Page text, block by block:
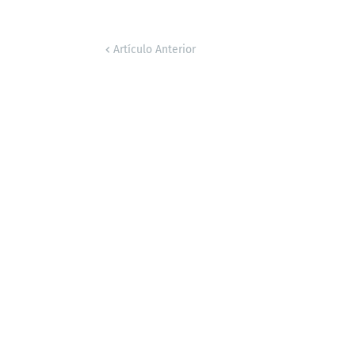
Artículo Anterior